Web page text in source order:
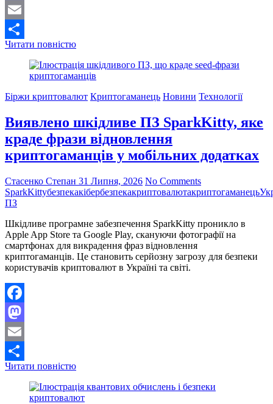
Mastodon
Email
Поділитися
Читати повністюКомпанія
власник
Kraken,
бізнес
Magic
Labs
для
розширення
криптоінфраструктури
Біржи криптовалют Криптогаманець Новини Технології
Виявлено шкідливе ПЗ SparkKitty, яке
краде фрази відновлення
криптогаманців у мобільних додатках
Стасенко Степан 31 Липня, 2026 No Comments
SparkKittyбезпекакібербезпекакриптовалютакриптогаманець
ПЗ
Шкідливе програмне забезпечення SparkKitty проникло в
Apple App Store та Google Play, скануючи фотографії на
смартфонах для викрадення фраз відновлення
криптогаманців. Це становить серйозну загрозу для безпеки
користувачів криптовалют в Україні та світі.
Facebook
Mastodon
Email
Поділитися
Читати повністюВиявлено
ПЗ
SparkKitty,